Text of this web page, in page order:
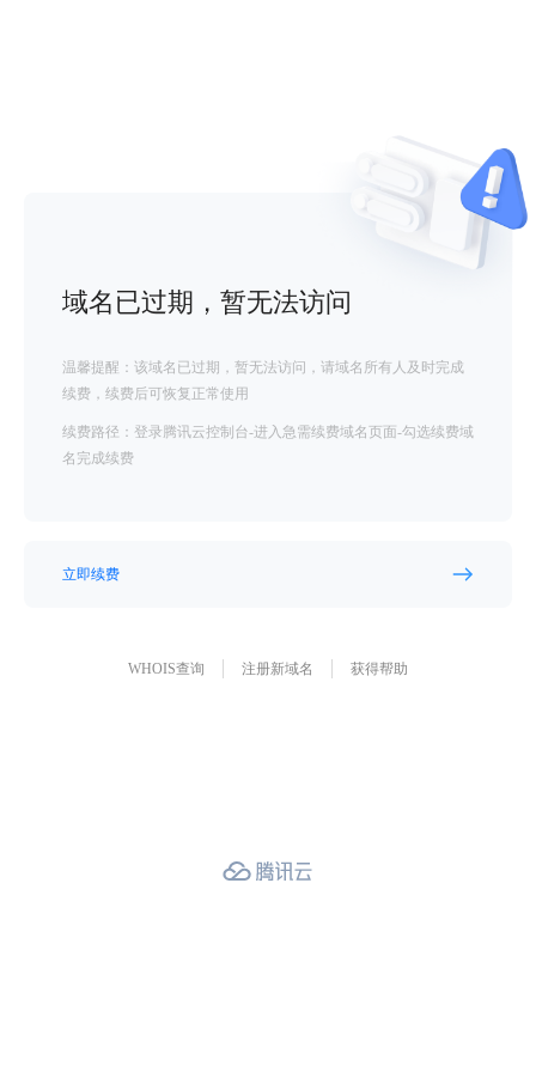
域名已过期，暂无法访问
温馨提醒：该域名已过期，暂无法访问，请域名所有人及时完成
续费，续费后可恢复正常使用
续费路径：登录腾讯云控制台-进入急需续费域名页面-勾选续费域
名完成续费
立即续费
WHOIS查询 注册新域名 获得帮助